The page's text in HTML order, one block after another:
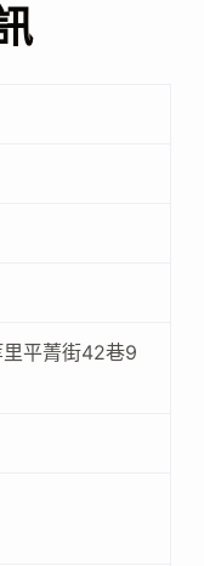
平菁街42巷9